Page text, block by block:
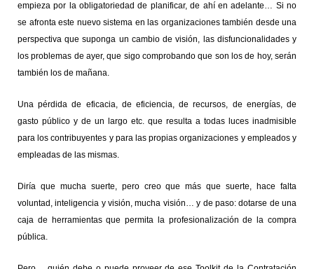
empieza por la obligatoriedad de planificar, de ahí en adelante… Si no
se afronta este nuevo sistema en las organizaciones también desde una
perspectiva que suponga un cambio de visión, las disfuncionalidades y
los problemas de ayer, que sigo comprobando que son los de hoy, serán
también los de mañana.
Una pérdida de eficacia, de eficiencia, de recursos, de energías, de
gasto público y de un largo etc. que resulta a todas luces inadmisible
para los contribuyentes y para las propias organizaciones y empleados y
empleadas de las mismas.
Diría que mucha suerte, pero creo que más que suerte, hace falta
voluntad, inteligencia y visión, mucha visión… y de paso: dotarse de una
caja de herramientas que permita la profesionalización de la compra
pública.